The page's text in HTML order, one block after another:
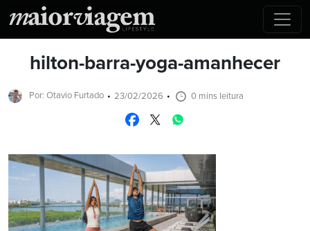
hilton-barra-yoga-amanhecer
Por: Otavio Furtado 23/02/2026 0 mins leitura